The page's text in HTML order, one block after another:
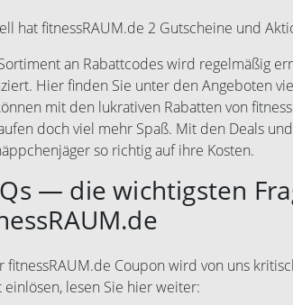
hat fitnessRAUM.de 2 Gutscheine und
an Rabattcodes wird regelmäßig
Hier finden Sie unter den Angeboten
mit den lukrativen Rabatten von
doch viel mehr Spaß. Mit den Deals
so richtig auf ihre Kosten.
— die wichtigsten
fitnessRAUM.de Coupon wird von uns
einlösen, lesen Sie hier weiter: